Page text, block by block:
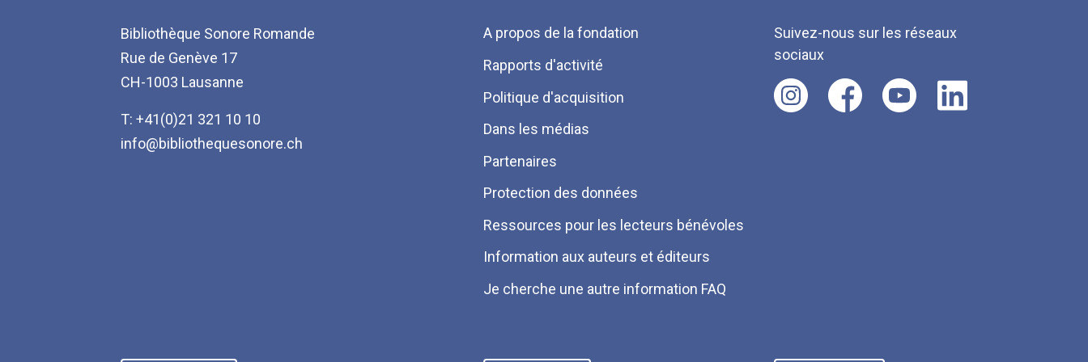
Bibliothèque Sonore Romande
Rue de Genève 17
CH-1003 Lausanne
T: +41(0)21 321 10 10
info@bibliothequesonore.ch
Menu
Pied
de
page
A propos de la fondation
Rapports d'activité
Politique d'acquisition
Dans les médias
Partenaires
Protection des données
Ressources pour les lecteurs bénévoles
Information aux auteurs et éditeurs
Je cherche une autre information FAQ
Suivez-nous sur les réseaux
sociaux